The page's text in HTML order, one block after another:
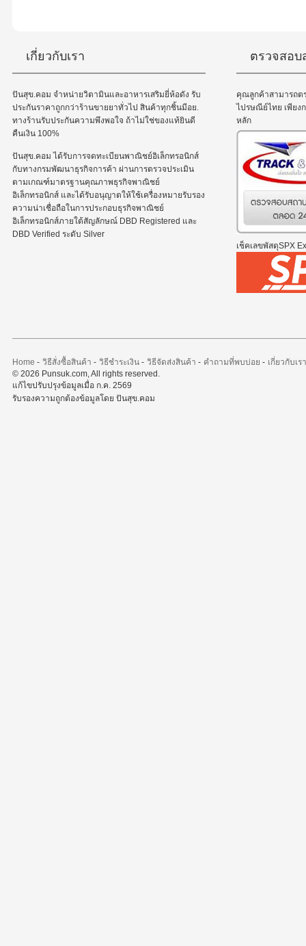
เกี่ยวกับเรา
ปันสุข.คอม จำหน่ายวิตามินและอาหารเสริมยี่ห้อดัง รับ
ประกันราคาถูกกว่าร้านขายยาทั่วไป สินค้าทุกชิ้นมีอย.
ทางร้านรับประกันความพึงพอใจ ถ้าไม่ใช่ของแท้ยินดี
คืนเงิน 100%
ปันสุข.คอม ได้รับการจดทะเบียนพาณิชย์อิเล็กทรอนิกส์
กับทางกรมพัฒนาธุรกิจการค้า ผ่านการตรวจประเมิน
ตามเกณฑ์มาตรฐานคุณภาพธุรกิจพาณิชย์
อิเล็กทรอนิกส์ และได้รับอนุญาตให้ใช้เครื่องหมายรับรอง
ความน่าเชื่อถือในการประกอบธุรกิจพาณิชย์
อิเล็กทรอนิกส์ภายใต้สัญลักษณ์ DBD Registered และ
DBD Verified ระดับ Silver
ตรวจสอ
คุณลูกค้าสามารถต
ไปรษณีย์ไทย เพียง
หลัก
เช็คเลขพัสดุSPX
Home - วิธีสั่งซื้อสินค้า - วิธีชำระเงิน- วิธีจัดส่งสินค้า - คำถามที่พบบ่อย - เกี่ยวกับเรา
© 2026 Punsuk.com, All rights reserved.
แก้ไขปรับปรุงข้อมูลเมื่อ ก.ค. 2569
รับรองความถูกต้องข้อมูลโดย ปันสุข.คอม